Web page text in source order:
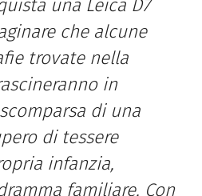
una Leica D7
che alcune
trovate nella
in
di una
di tessere
infanzia,
familiare. Con